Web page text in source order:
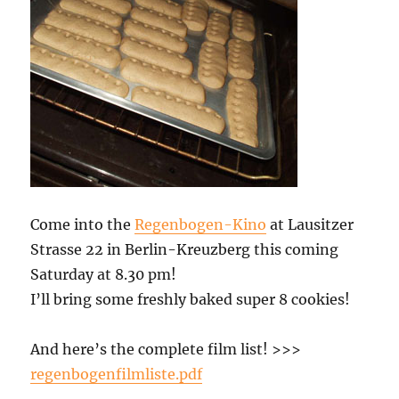
Come into theRegenbogen-Kino at Lausitzer
Strasse 22 in Berlin-Kreuzberg this coming
Saturday at 8.30 pm!
I’ll bring some freshly baked super 8 cookies!
And here’s the complete film list! >>>
regenbogenfilmliste.pdf